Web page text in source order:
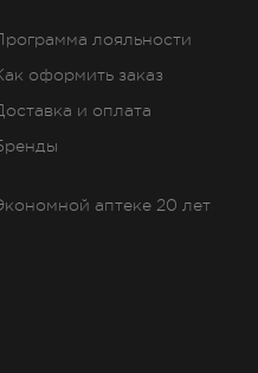
лояльности
оформить заказ
и оплата
аптеке 20 лет